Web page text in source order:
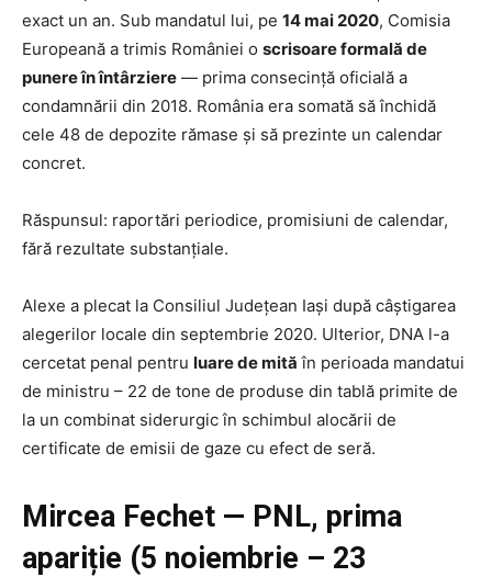
exact un an. Sub mandatul lui, pe 14 mai 2020, Comisia
Europeană a trimis României o scrisoare formală de
punere în întârziere — prima consecință oficială a
condamnării din 2018. România era somată să închidă
cele 48 de depozite rămase și să prezinte un calendar
concret.
Răspunsul: raportări periodice, promisiuni de calendar,
fără rezultate substanțiale.
Alexe a plecat la Consiliul Județean Iași după câștigarea
alegerilor locale din septembrie 2020. Ulterior, DNA l-a
cercetat penal pentru luare de mită în perioada mandatui
de ministru – 22 de tone de produse din tablă primite de
la un combinat siderurgic în schimbul alocării de
certificate de emisii de gaze cu efect de seră.
Mircea Fechet — PNL, prima
apariție (5 noiembrie – 23